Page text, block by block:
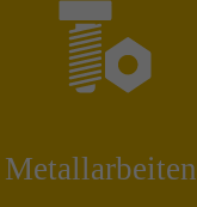
Metallarbeiten